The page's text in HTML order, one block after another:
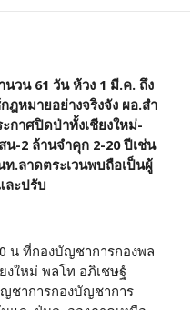
วน 61 วัน ห้วง 1 มี.ค. ถึง
ฎหมายอย่างจริงจัง ผอ.สำ
กาศปิดป่าทั้งเชียงใหม่-
-2 ล้านจำคุก 2-20 ปีเช่น
.ลาดตระเวนพบถือเป็นผู้
ละปรับ
น ที่กองบัญชาการกองพล
ใหม่ พลโท อภิเชษฐ์
ชาการกองบัญชาการ